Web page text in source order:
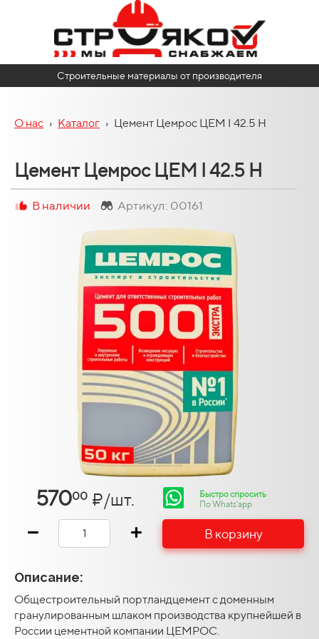
Строительные материалы от производителя
О нас › Каталог › Цемент Цемрос ЦЕМ I 42.5 Н
Цемент Цемрос ЦЕМ I 42.5 Н
В наличии Артикул: 00161
57000 ₽/шт.
Быстро спросить
По Whats'app
В корзину
Описание:
Общестроительный портландцемент с доменным
гранулированным шлаком производства крупнейшей в
России цементной компании ЦЕМРОС.